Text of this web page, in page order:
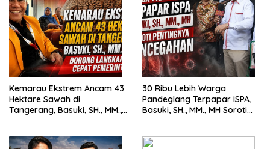
Kemarau Ekstrem Ancam 43
Hektare Sawah di
Tangerang, Basuki, SH., MM.,
30 Ribu Lebih Warga
Pandeglang Terpapar ISPA,
Basuki, SH., MM., MH Soroti